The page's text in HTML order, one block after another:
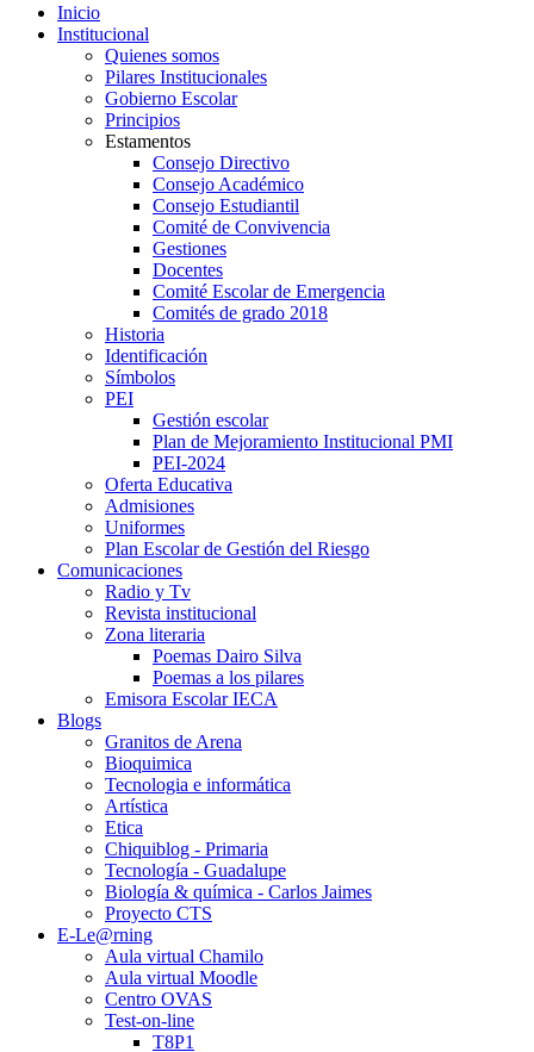
Inicio
Institucional
Quienes somos
Pilares Institucionales
Gobierno Escolar
Principios
Estamentos
Consejo Directivo
Consejo Académico
Consejo Estudiantil
Comité de Convivencia
Gestiones
Docentes
Comité Escolar de Emergencia
Comités de grado 2018
Historia
Identificación
Símbolos
PEI
Gestión escolar
Plan de Mejoramiento Institucional PMI
PEI-2024
Oferta Educativa
Admisiones
Uniformes
Plan Escolar de Gestión del Riesgo
Comunicaciones
Radio y Tv
Revista institucional
Zona literaria
Poemas Dairo Silva
Poemas a los pilares
Emisora Escolar IECA
Blogs
Granitos de Arena
Bioquimica
Tecnologia e informática
Artística
Etica
Chiquiblog - Primaria
Tecnología - Guadalupe
Biología & química - Carlos Jaimes
Proyecto CTS
E-Le@rning
Aula virtual Chamilo
Aula virtual Moodle
Centro OVAS
Test-on-line
T8P1